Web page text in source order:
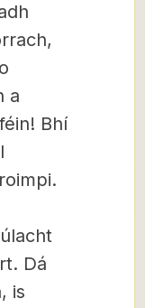
a
Bhí
Dá
is